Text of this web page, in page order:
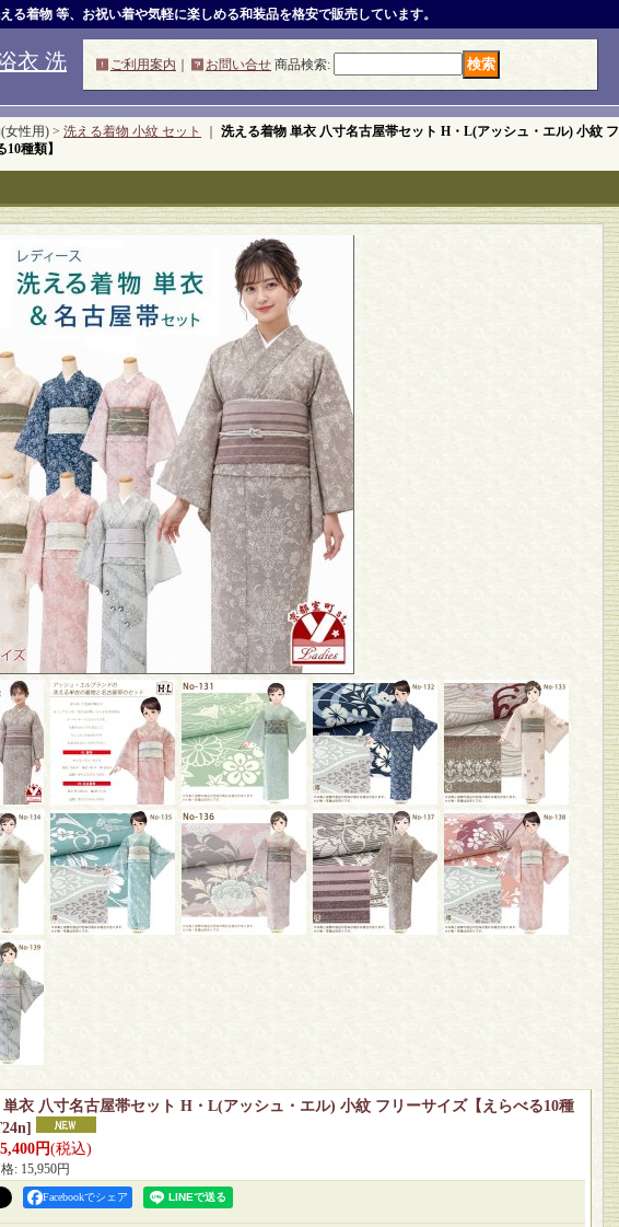
る着物 等、お祝い着や気軽に楽しめる和装品を格安で販売しています。
衣 洗
ご利用案内 お問い合せ 商品検索:
女性用) > 洗える着物 小紋 セット
洗える着物 単衣 八寸名古屋帯セット H・L(アッシュ・エル) 小紋 フ
種類】
衣 八寸名古屋帯セット H・L(アッシュ・エル) 小紋 フリーサイズ【えらべる10種
]
円(税込)
: 15,950円
Facebookでシェア